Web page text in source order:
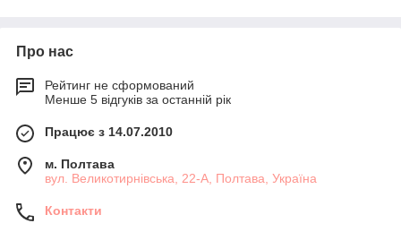
Про нас
Рейтинг не сформований
Менше 5 відгуків за останній рік
Працює з 14.07.2010
м. Полтава
вул. Великотирнівська, 22-А, Полтава, Україна
Контакти